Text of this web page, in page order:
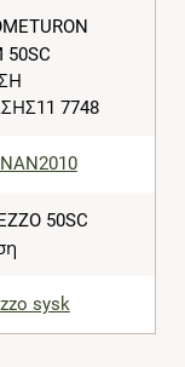
50SC
7748
50SC
sysk